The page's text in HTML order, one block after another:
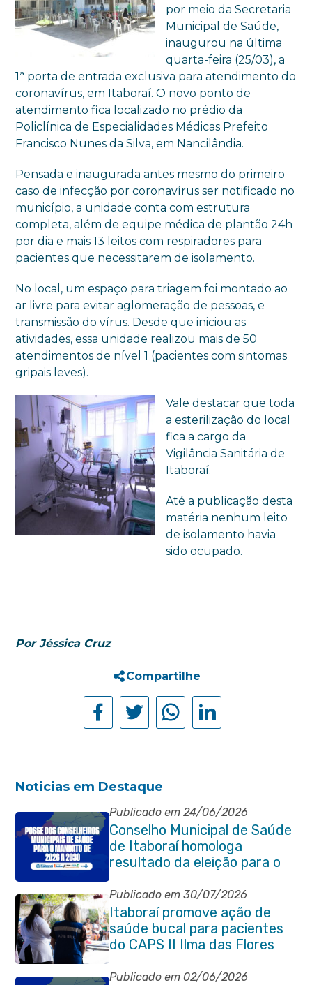
por meio da Secretaria
Municipal de Saúde,
inaugurou na última
quarta-feira (25/03), a
1ª porta de entrada exclusiva para atendimento do
coronavírus, em Itaboraí. O novo ponto de
atendimento fica localizado no prédio da
Policlínica de Especialidades Médicas Prefeito
Francisco Nunes da Silva, em Nancilândia.
Pensada e inaugurada antes mesmo do primeiro
caso de infecção por coronavírus ser notificado no
município, a unidade conta com estrutura
completa, além de equipe médica de plantão 24h
por dia e mais 13 leitos com respiradores para
pacientes que necessitarem de isolamento.
No local, um espaço para triagem foi montado ao
ar livre para evitar aglomeração de pessoas, e
transmissão do vírus. Desde que iniciou as
atividades, essa unidade realizou mais de 50
atendimentos de nível 1 (pacientes com sintomas
gripais leves).
Vale destacar que toda
a esterilização do local
fica a cargo da
Vigilância Sanitária de
Itaboraí.
Até a publicação desta
matéria nenhum leito
de isolamento havia
sido ocupado.
Por Jéssica Cruz
Compartilhe
Noticias em Destaque
Publicado em 24/06/2026
Conselho Municipal de Saúde
de Itaboraí homologa
resultado da eleição para o
quadriênio 2026–2030
Publicado em 30/07/2026
Itaboraí promove ação de
saúde bucal para pacientes
do CAPS II Ilma das Flores
Publicado em 02/06/2026